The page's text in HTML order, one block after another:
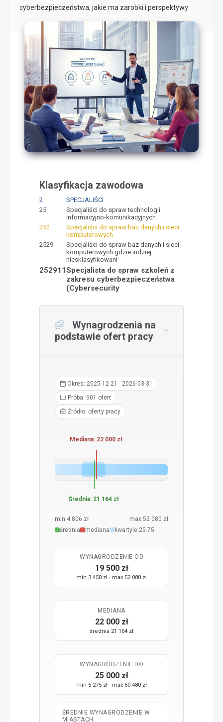
cyberbezpieczeństwa, jakie ma zarobki i perspektywy
Klasyfikacja zawodowa
2
SPECJALIŚCI
25
Specjaliści do spraw technologii
informacyjno-komunikacyjnych
252
Specjaliści do spraw baz danych i sieci
komputerowych
2529
Specjaliści do spraw baz danych i sieci
komputerowych gdzie indziej
niesklasyfikowani
252911Specjalista do spraw szkoleń z
zakresu cyberbezpieczeństwa
(Cybersecurity
Wynagrodzenia na
podstawie ofert pracy
Okres: 2025-12-21 - 2026-03-31
Próba: 601 ofert
Źródło: oferty pracy
Mediana: 22 000 zł
Średnia: 21 164 zł
min 4 806 zł
max 52 080 zł
średnia
mediana kwartyle 25-75
WYNAGRODZENIE OD
19 500 zł
min 3 450 zł · max 52 080 zł
MEDIANA
22 000 zł
średnia 21 164 zł
WYNAGRODZENIE DO
25 000 zł
min 5 275 zł · max 60 480 zł
ŚREDNIE WYNAGRODZENIE W
MIASTACH